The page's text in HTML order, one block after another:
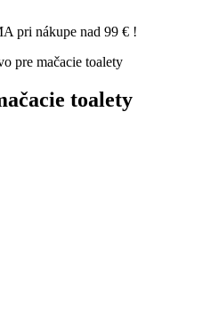
pri nákupe nad 99 € !
pre mačacie toalety
toalety